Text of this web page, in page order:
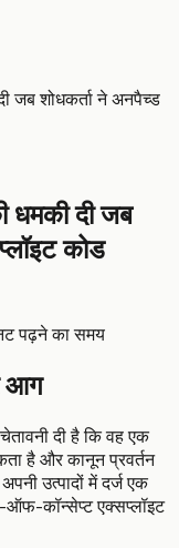
जब शोधकर्ता ने अनपैच्ड
धमकी दी जब
कोड
पढ़ने का समय
आग
दी है कि वह एक
है और कानून प्रवर्तन
उत्पादों में दर्ज एक
कॉन्सेप्ट एक्सप्लॉइट